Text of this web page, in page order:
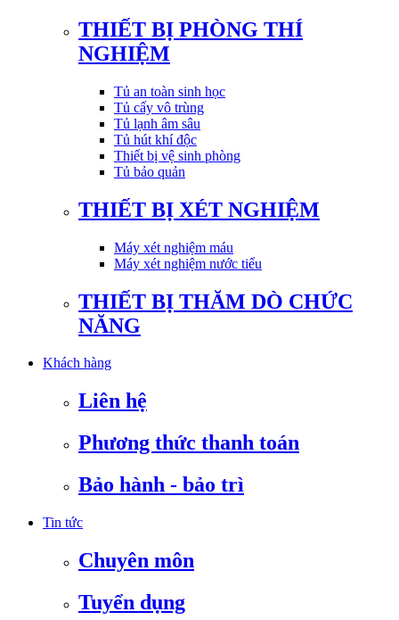
THIẾT BỊ PHÒNG THÍ
NGHIỆM
Tủ an toàn sinh học
Tủ cấy vô trùng
Tủ lạnh âm sâu
Tủ hút khí độc
Thiết bị vệ sinh phòng
Tủ bảo quản
THIẾT BỊ XÉT NGHIỆM
Máy xét nghiệm máu
Máy xét nghiệm nước tiểu
THIẾT BỊ THĂM DÒ CHỨC
NĂNG
Khách hàng
Liên hệ
Phương thức thanh toán
Bảo hành - bảo trì
Tin tức
Chuyên môn
Tuyển dụng